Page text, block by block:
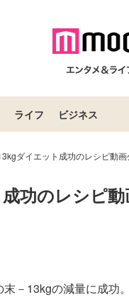
ライフ ビジネス
ダイエット成功のレシピ動
功のレシピ
－13kgの減量に成功